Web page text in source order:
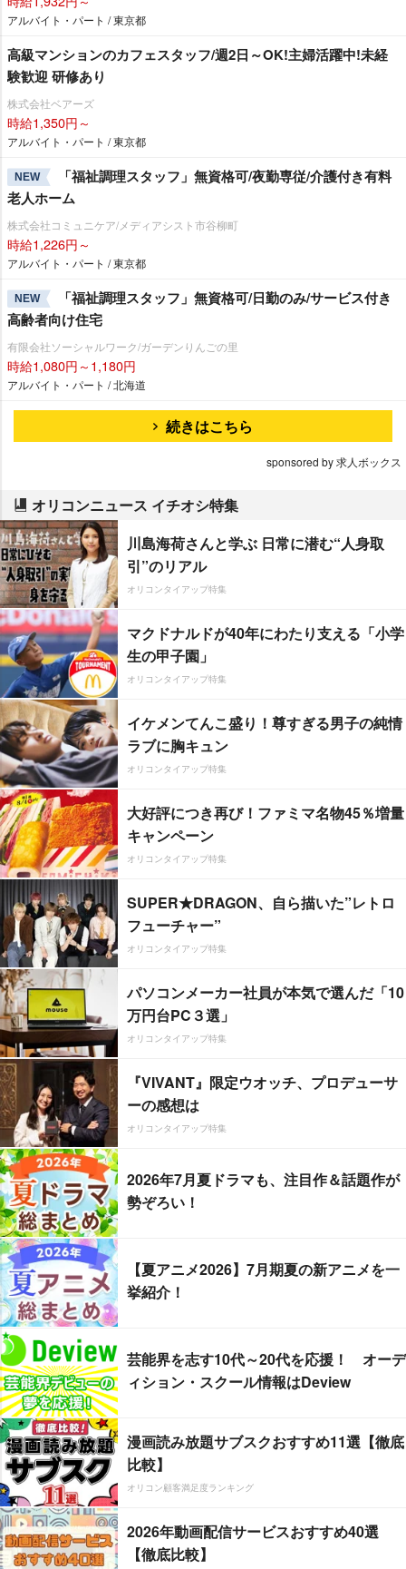
アルバイト・パート / 東京都
高級マンションのカフェスタッフ/週2日～OK!主婦活躍中!未経
験歓迎 研修あり
株式会社ベアーズ
時給1,350円～
アルバイト・パート / 東京都
NEW
「福祉調理スタッフ」無資格可/夜勤専従/介護付き有料
老人ホーム
株式会社コミュニケア/メディアシスト市谷柳町
時給1,226円～
アルバイト・パート / 東京都
NEW
「福祉調理スタッフ」無資格可/日勤のみ/サービス付き
高齢者向け住宅
有限会社ソーシャルワーク/ガーデンりんごの里
時給1,080円～1,180円
アルバイト・パート / 北海道
続きはこちら
sponsored by 求人ボックス
オリコンニュース イチオシ特集
川島海荷さんと学ぶ 日常に潜む“人身取
引”のリアル
オリコンタイアップ特集
マクドナルドが40年にわたり支える「小学
生の甲子園」
オリコンタイアップ特集
イケメンてんこ盛り！尊すぎる男子の純情
ラブに胸キュン
オリコンタイアップ特集
大好評につき再び！ファミマ名物45％増量
キャンペーン
オリコンタイアップ特集
SUPER★DRAGON、自ら描いた”レトロ
フューチャー”
オリコンタイアップ特集
パソコンメーカー社員が本気で選んだ「10
万円台PC３選」
オリコンタイアップ特集
『VIVANT』限定ウオッチ、プロデューサ
ーの感想は
オリコンタイアップ特集
2026年7月夏ドラマも、注目作＆話題作が
勢ぞろい！
【夏アニメ2026】7月期夏の新アニメを一
挙紹介！
芸能界を志す10代～20代を応援！ オーデ
ィション・スクール情報はDeview
漫画読み放題サブスクおすすめ11選【徹底
比較】
オリコン顧客満足度ランキング
2026年動画配信サービスおすすめ40選
【徹底比較】